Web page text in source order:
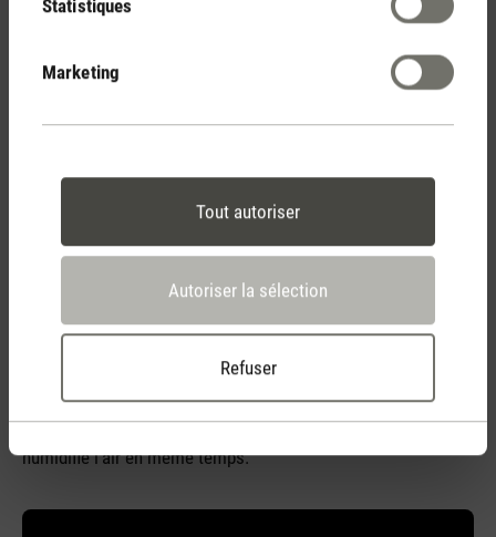
Statistiques
Marketing
Tout autoriser
Autoriser la sélection
Refuser
en hiver augmente-t-elle l'humidité de l'air dans la pièce ?
ou qui ont regardé la vidéo savent pourquoi l'air intérieur
devient sec en hiver. Nous avons fait tester les laveurs d'air
George a réussi à filtrer plus de 66 % de ces particules dans
l'air. Les pollens ont une taille de 10-90 μm. Ils peuvent donc
être éliminés de l'air sans problème avec cet laveur d'air.
dans des pièces allant jusqu'à 50 m2/ 123 m3et est donc le
colocataire idéal pour les personnes allergiques.
Regarde la vidéo pour voir comment George purifie et
humidifie l'air en même temps.